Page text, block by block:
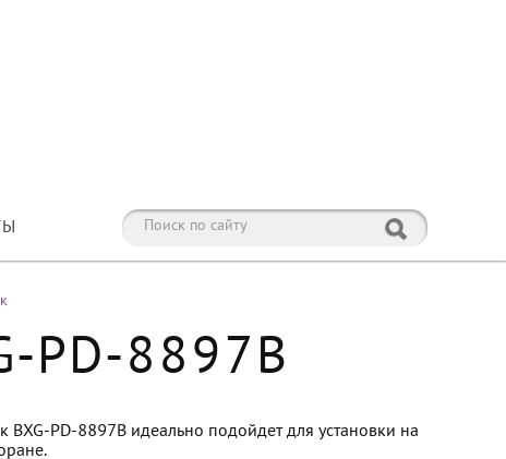
PD-8897B
PD-8897B идеально подойдет для установки на